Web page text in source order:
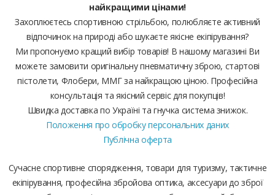
найкращими цінами!
Захоплюєтесь спортивною стрільбою, полюбляєте активний
відпочинок на природі або шукаєте якісне екіпірування?
Ми пропонуємо кращий вибір товарів! В нашому магазині Ви
можете замовити оригінальну пневматичну зброю, стартові
пістолети, Флобери, ММГ за найкращою ціною. Професійна
консультація та якісний сервіс для покупців!
Швидка доставка по Україні та гнучка система знижок.
Положення про обробку персональних даних
Публічна оферта
Сучасне спортивне спорядження, товари для туризму, тактичне
екіпірування, професійна збройова оптика, аксесуари до зброї